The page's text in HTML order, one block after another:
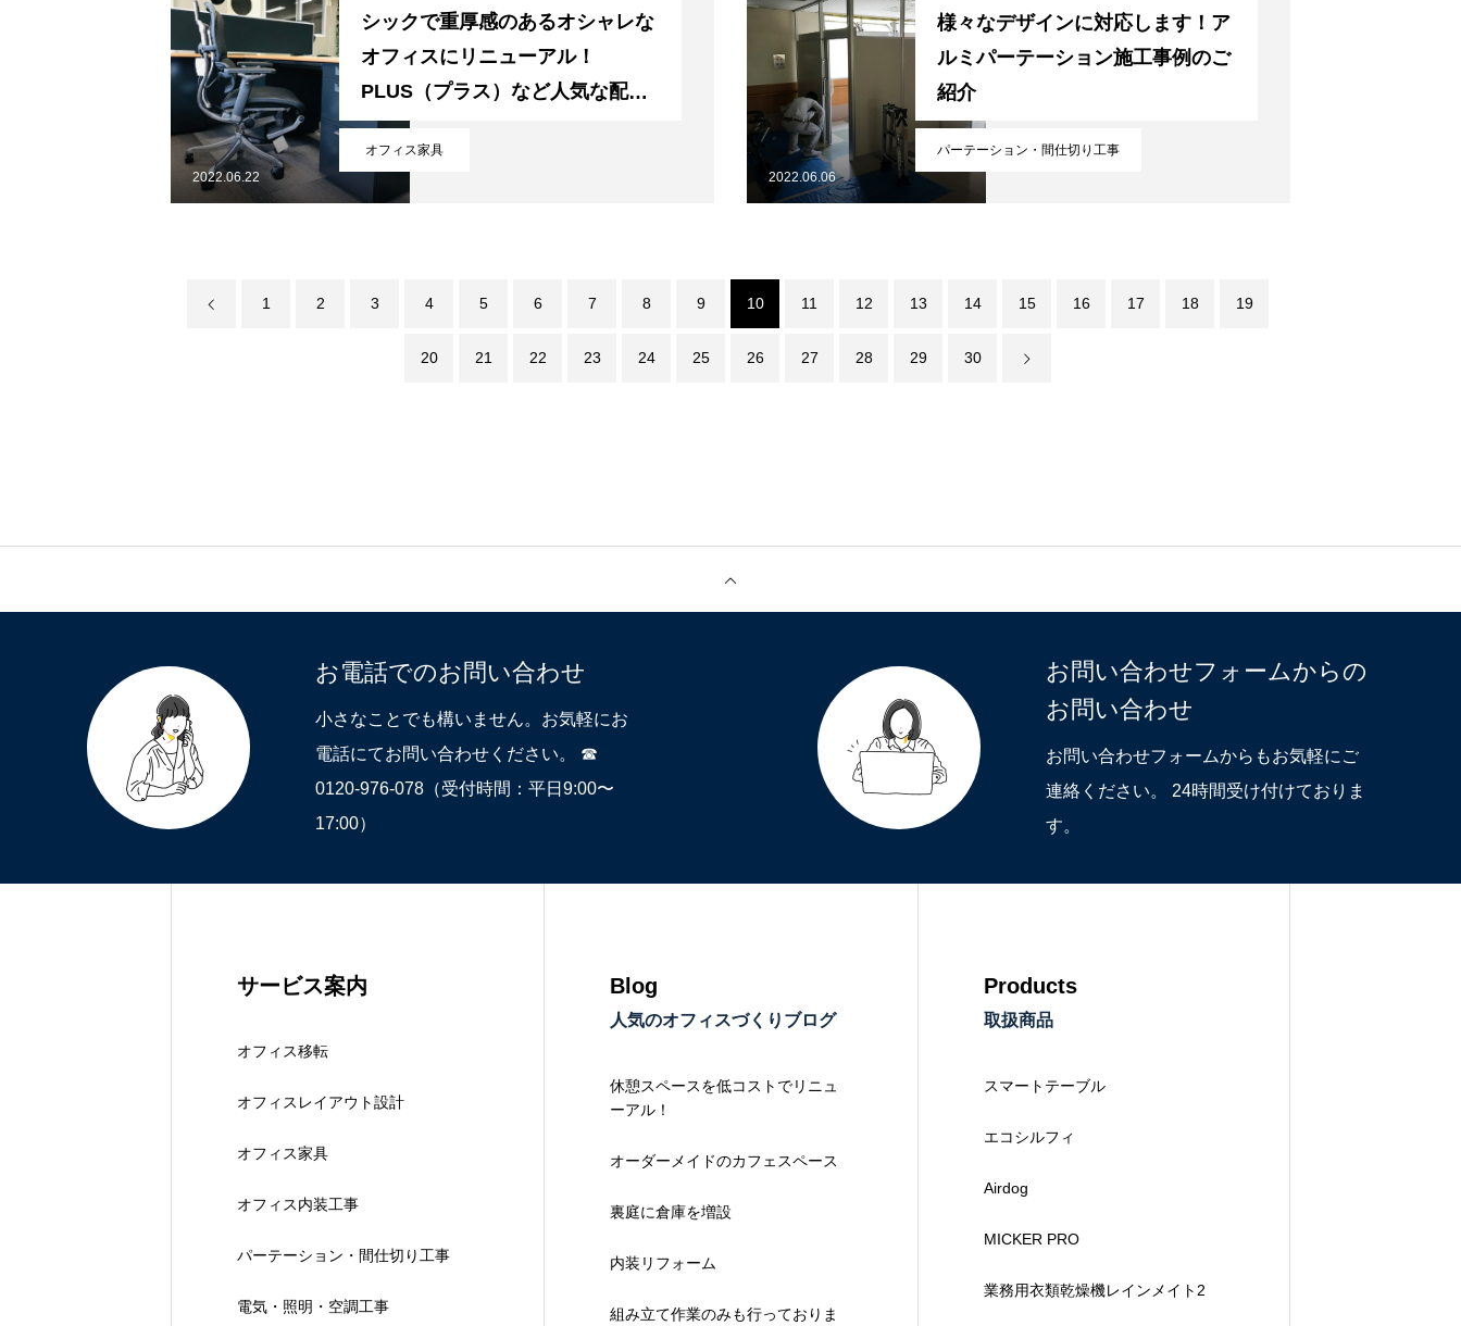
運営会社
お問い合わせ
オフィス家具
シックで重厚感のあるオシャレな
オフィスにリニューアル！
PLUS（プラス）など人気な配色
の家具を納品しました
2022.06.22
パーテーション・間仕切り工事
様々なデザインに対応します！ア
ルミパーテーション施工事例のご
紹介
2022.06.06
1 2 3 4 5 6 7 8 9 10 11 12 13 14 15 16 17 18 19
20 21 22 23 24 25 26 27 28 29 30
お電話でのお問い合わせ
小さなことでも構いません。お気軽にお
電話にてお問い合わせください。 ☎
0120-976-078（受付時間：平日9:00〜
17:00）
お問い合わせフォームからの
お問い合わせ
お問い合わせフォームからもお気軽にご
連絡ください。 24時間受け付けておりま
す。
サービス案内
オフィス移転
オフィスレイアウト設計
オフィス家具
オフィス内装工事
パーテーション・間仕切り工事
電気・照明・空調工事
Blog
人気のオフィスづくりブログ
休憩スペースを低コストでリニュ
ーアル！
オーダーメイドのカフェスペース
裏庭に倉庫を増設
内装リフォーム
組み立て作業のみも行っておりま
Products
取扱商品
スマートテーブル
エコシルフィ
Airdog
MICKER PRO
業務用衣類乾燥機レインメイト2